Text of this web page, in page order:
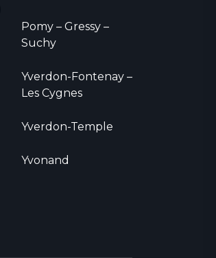
Pomy – Gressy –
Suchy
Yverdon-Fontenay –
Les Cygnes
Yverdon-Temple
Yvonand